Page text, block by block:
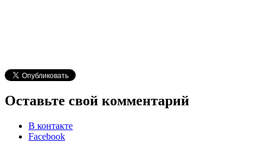
Оставьте свой комментарий
В контакте
Facebook